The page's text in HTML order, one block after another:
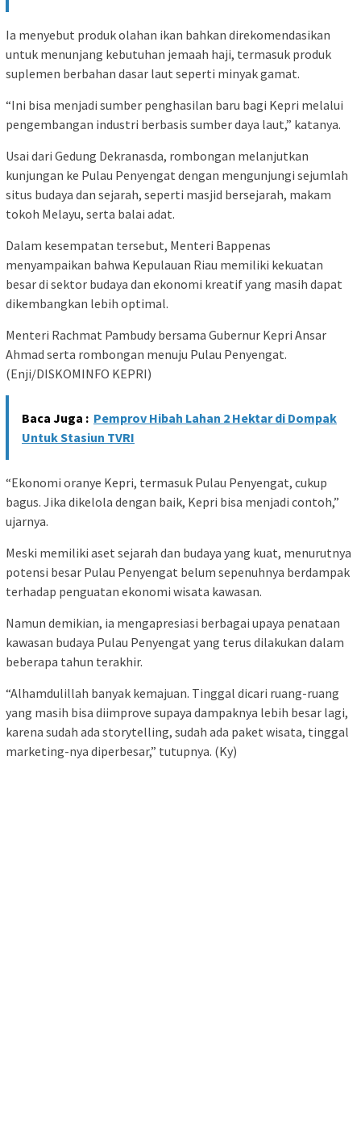
Ia menyebut produk olahan ikan bahkan direkomendasikan
untuk menunjang kebutuhan jemaah haji, termasuk produk
suplemen berbahan dasar laut seperti minyak gamat.
“Ini bisa menjadi sumber penghasilan baru bagi Kepri melalui
pengembangan industri berbasis sumber daya laut,” katanya.
Usai dari Gedung Dekranasda, rombongan melanjutkan
kunjungan ke Pulau Penyengat dengan mengunjungi sejumlah
situs budaya dan sejarah, seperti masjid bersejarah, makam
tokoh Melayu, serta balai adat.
Dalam kesempatan tersebut, Menteri Bappenas
menyampaikan bahwa Kepulauan Riau memiliki kekuatan
besar di sektor budaya dan ekonomi kreatif yang masih dapat
dikembangkan lebih optimal.
Menteri Rachmat Pambudy bersama Gubernur Kepri Ansar
Ahmad serta rombongan menuju Pulau Penyengat.
(Enji/DISKOMINFO KEPRI)
Baca Juga : Pemprov Hibah Lahan 2 Hektar di Dompak
Untuk Stasiun TVRI
“Ekonomi oranye Kepri, termasuk Pulau Penyengat, cukup
bagus. Jika dikelola dengan baik, Kepri bisa menjadi contoh,”
ujarnya.
Meski memiliki aset sejarah dan budaya yang kuat, menurutnya
potensi besar Pulau Penyengat belum sepenuhnya berdampak
terhadap penguatan ekonomi wisata kawasan.
Namun demikian, ia mengapresiasi berbagai upaya penataan
kawasan budaya Pulau Penyengat yang terus dilakukan dalam
beberapa tahun terakhir.
“Alhamdulillah banyak kemajuan. Tinggal dicari ruang-ruang
yang masih bisa diimprove supaya dampaknya lebih besar lagi,
karena sudah ada storytelling, sudah ada paket wisata, tinggal
marketing-nya diperbesar,” tutupnya. (Ky)